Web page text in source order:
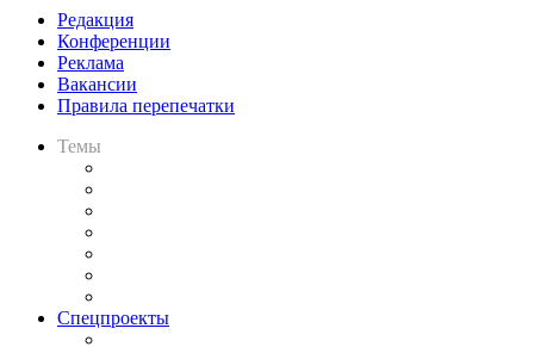
Редакция
Конференции
Реклама
Вакансии
Правила перепечатки
Темы
Спецпроекты